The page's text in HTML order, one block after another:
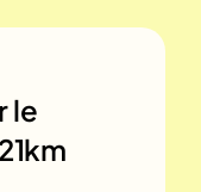
le